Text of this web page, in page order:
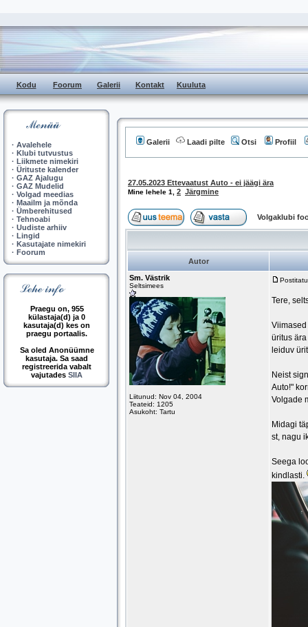
Kodu Foorum Galerii Kontakt Kuuluta
· Avalehele
· Klubi tutvustus
· Liikmete nimekiri
· Ürituste kalender
· GAZ Ajalugu
· GAZ Mudelid
· Volgad meedias
· Maailm ja mõnda
· Ümberehitused
· Tehnoabi
· Uudiste arhiiv
· Lingid
· Kasutajate nimekiri
· Foorum
Praegu on, 955
külastaja(d) ja 0
kasutaja(d) kes on
praegu portaalis.
Sa oled Anonüümne
kasutaja. Sa saad
registreerida vabalt
vajutades SIIA
Galerii Laadi pilte Otsi Profiil
27.05.2023 Ettevaatust Auto - ei jäägi ära
Mine lehele 1 2 Järgmine
Volgaklubi
Autor
Sm. Västrik
Seltsimees
Liitunud: Nov 04, 2004
Teateid: 1205
Asukoht: Tartu
Tere,
üritus
leiduv
Neist
Auto!"
Volgade
Midagi
st, nagu
Seega
kindlasti.